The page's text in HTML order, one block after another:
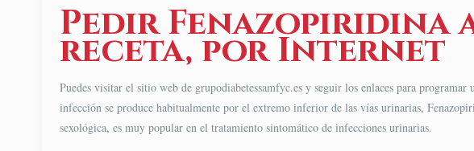
Pedir Fenazopiridina
receta, por Internet
Puedes visitar el sitio web de grupodiabetessamfyc.es y seguir los enlaces para
infección se produce habitualmente por el extremo inferior de las vías urinarias,
sexológica, es muy popular en el tratamiento sintomático de infecciones urinarias.